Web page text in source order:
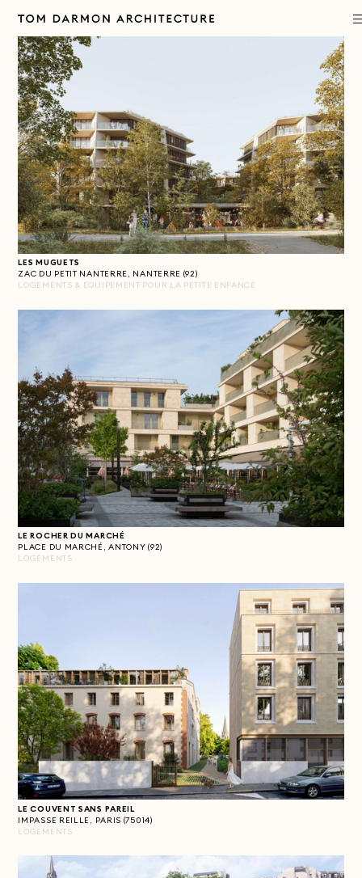
DÉMARCHE
PUBLICATIONS
CONTACT
LES MUGUETS
ZAC DU PETIT NANTERRE, NANTERRE (92)
LOGEMENTS & EQUIPEMENT POUR LA PETITE ENFANCE
LE ROCHER DU MARCHÉ
PLACE DU MARCHÉ, ANTONY (92)
LOGEMENTS
LE COUVENT SANS PAREIL
IMPASSE REILLE, PARIS (75014)
LOGEMENTS